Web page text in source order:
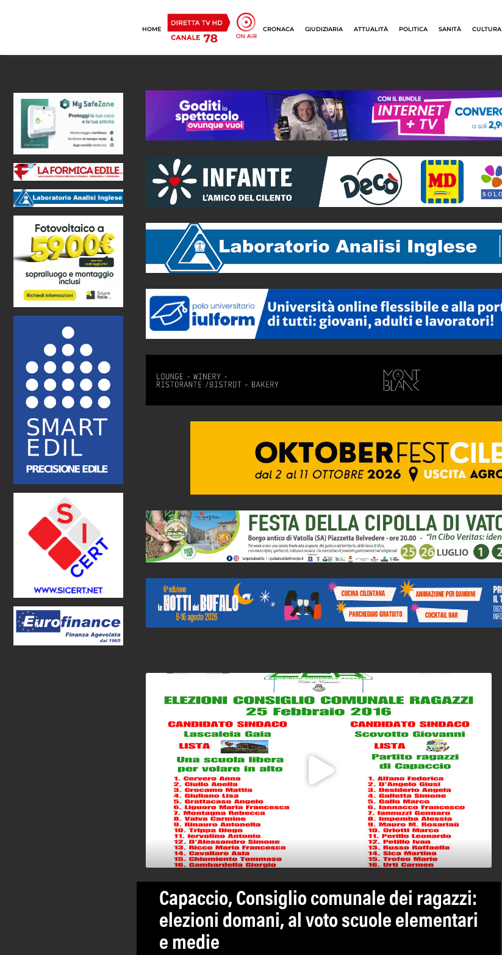
HOME CRONACA GIUDIZIARIA ATTUALITÀ POLITICA SANITÀ CULTURA
Capaccio, Consiglio comunale dei ragazzi:
elezioni domani, al voto scuole elementari
e medie